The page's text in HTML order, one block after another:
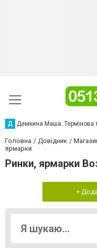
Д Демкина Маша. Термінова
Головна Довідник
ярмарки
Ринки, ярмарки
+